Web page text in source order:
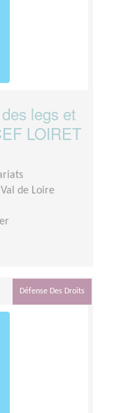
legs et
LOIRET
de Loire
Défense Des Droits